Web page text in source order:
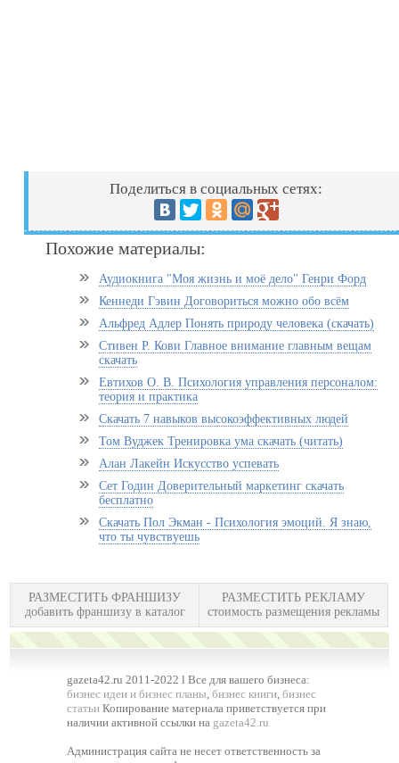
Поделиться в социальных сетях:
Похожие материалы:
Аудиокнига "Моя жизнь и моё дело" Генри Форд
Кеннеди Гэвин Договориться можно обо всём
Альфред Адлер Понять природу человека (скачать)
Стивен Р. Кови Главное внимание главным вещам
скачать
Евтихов О. В. Психология управления персоналом:
теория и практика
Скачать 7 навыков высокоэффективных людей
Том Вуджек Тренировка ума скачать (читать)
Алан Лакейн Искусство успевать
Сет Годин Доверительный маркетинг скачать
бесплатно
Скачать Пол Экман - Психология эмоций. Я знаю,
что ты чувствуешь
РАЗМЕСТИТЬ ФРАНШИЗУ
добавить франшизу в каталог
РАЗМЕСТИТЬ РЕКЛАМУ
стоимость размещения рекламы
gazeta42.ru 2011-2022 l Все для вашего бизнеса:
бизнес идеи и бизнес планы,бизнес книги,бизнес
статьи Копирование материала приветствуется при
наличии активной ссылки на gazeta42.ru
Администрация сайта не несет ответственность за